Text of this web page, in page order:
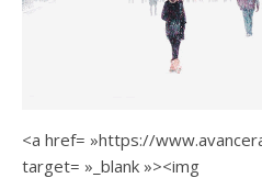
<a href= »https://
target= »_blank »><img